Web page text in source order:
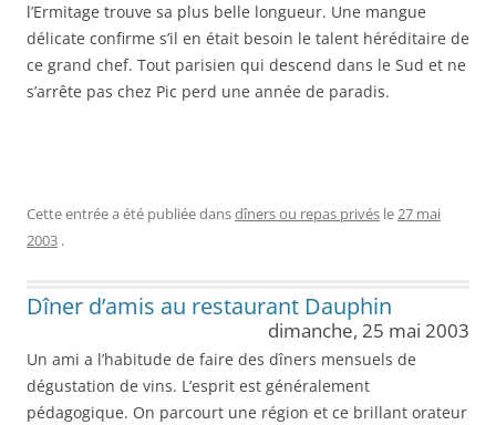
l’Ermitage trouve sa plus belle longueur. Une mangue
délicate confirme s’il en était besoin le talent héréditaire de
ce grand chef. Tout parisien qui descend dans le Sud et ne
s’arrête pas chez Pic perd une année de paradis.
Cette entrée a été publiée dansdîners ou repas privés le27 mai
2003 .
Dîner d’amis au restaurant Dauphin
dimanche, 25 mai 2003
Un ami a l’habitude de faire des dîners mensuels de
dégustation de vins. L’esprit est généralement
pédagogique. On parcourt une région et ce brillant orateur